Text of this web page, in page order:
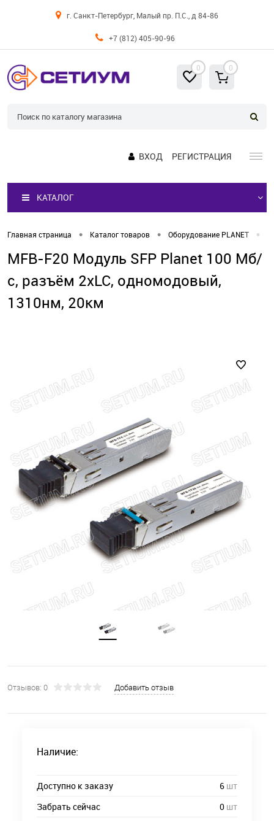
г. Санкт-Петербург, Малый пр. П.С., д 84-86
+7 (812) 405-90-96
0 0
ВХОД РЕГИСТРАЦИЯ
КАТАЛОГ
Главная страница • Каталог товаров • Оборудование PLANET •
MFB-F20 Модуль SFP Planet 100 Мб/
с, разъём 2хLC, одномодовый,
1310нм, 20км
Отзывов: 0 Добавить отзыв
Наличие:
Доступно к заказу 6 шт
Забрать сейчас
0 шт